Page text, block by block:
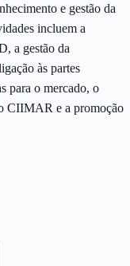
e gestão da
incluem a
a gestão da
às partes
para o mercado, o
CIIMAR e a promoção